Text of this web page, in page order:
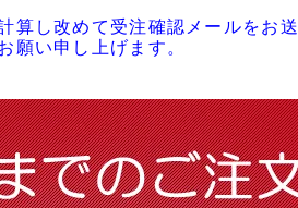
算し改めて受注確認メールをお
願い申し上げます。